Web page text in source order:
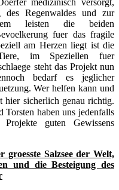
medizinisch versorgt,
des Regenwaldes und zur
leisten die beiden
fuer das fragile
am Herzen liegt ist die
Tiere, im Speziellen fuer
steht das Projekt nun
bedarf es jeglicher
Wer helfen kann und
hier sicherlich genau richtig.
Torsten haben uns jedenfalls
guten Gewissens
groesste Salzsee der Welt,
und die Besteigung des